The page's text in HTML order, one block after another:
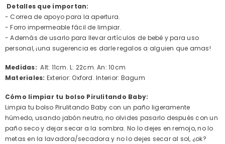
Detalles que importan:
- Correa de apoyo para la apertura.
- Forro impermeable fácil de limpiar.
- Además de usarlo para llevar artículos de bebé y para uso
personal, ¡una sugerencia es darle regalos a alguien que amas!
Medidas: Alt: 11cm. L: 22cm. An: 10cm
Materiales: Exterior: Oxford. Interior: Bagum
Cómo limpiar tu bolso Pirulitando Baby:
Limpia tu bolso Pirulitando Baby con un paño ligeramente
húmedo, usando jabón neutro, no olvides pasarlo después con un
paño seco y dejar secar a la sombra. No lo dejes en remojo, no lo
metas en la lavadora/secadora y no lo dejes secar al sol, ¿ok?